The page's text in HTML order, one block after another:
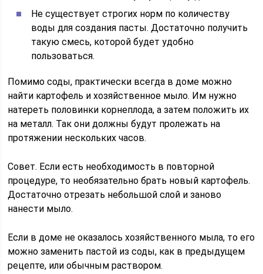
Не существует строгих норм по количеству
воды для создания пасты. Достаточно получить
такую смесь, которой будет удобно
пользоваться.
Помимо соды, практически всегда в доме можно
найти картофель и хозяйственное мыло. Им нужно
натереть половинки корнеплода, а затем положить их
на металл. Так они должны будут пролежать на
протяжении нескольких часов.
Совет. Если есть необходимость в повторной
процедуре, то необязательно брать новый картофель.
Достаточно отрезать небольшой слой и заново
нанести мыло.
Если в доме не оказалось хозяйственного мыла, то его
можно заменить пастой из соды, как в предыдущем
рецепте, или обычным раствором.